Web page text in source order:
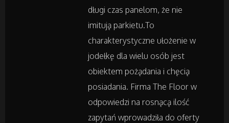
Sport
Elektronika, RTV, AGD
Art. Dla Zwierząt
Ogród, Rośliny
długi czas panelom, że nie
imitują parkietu.To
charakterystyczne ułożenie w
jodełkę dla wielu osób jest
obiektem pożądania i chęcią
posiadania. Firma The Floor w
odpowiedzi na rosnącą ilość
zapytań wprowadziła do oferty